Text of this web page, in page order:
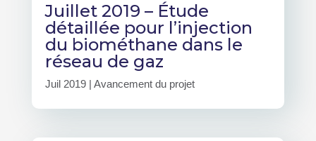
Juillet 2019 – Étude
détaillée pour l’injection
du biométhane dans le
réseau de gaz
Juil 2019| Avancement du projet